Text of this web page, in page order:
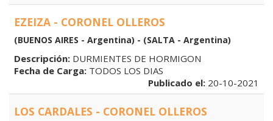
EZEIZA - CORONEL OLLEROS
(BUENOS AIRES - Argentina) - (SALTA - Argentina)
Descripción: DURMIENTES DE HORMIGON
Fecha de Carga: TODOS LOS DIAS
Publicado el: 20-10-2021
LOS CARDALES - CORONEL OLLEROS